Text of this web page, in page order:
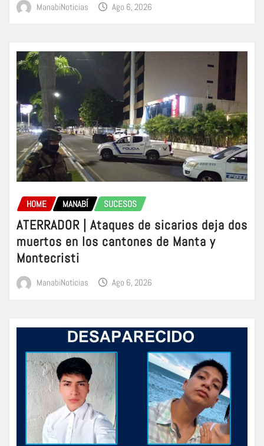
ManabiNoticias Ago 6, 2026
HOME MANABÍ SUCESOS
ATERRADOR | Ataques de sicarios deja dos
muertos en los cantones de Manta y
Montecristi
ManabiNoticias Ago 6, 2026